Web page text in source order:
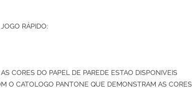
RÁPIDO:
CORES DO PAPEL DE PAREDE ESTAO DISPONIVEIS
O CATOLOGO PANTONE QUE DEMONSTRAM AS CORES